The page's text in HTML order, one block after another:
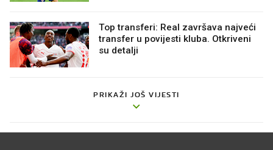
Top transferi: Real završava najveći
transfer u povijesti kluba. Otkriveni
su detalji
PRIKAŽI JOŠ VIJESTI